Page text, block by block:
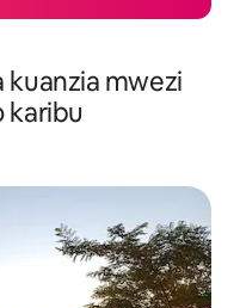
kuanzia mwezi
karibu